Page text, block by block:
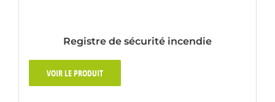
Registre de sécurité incendie
VOIR LE PRODUIT